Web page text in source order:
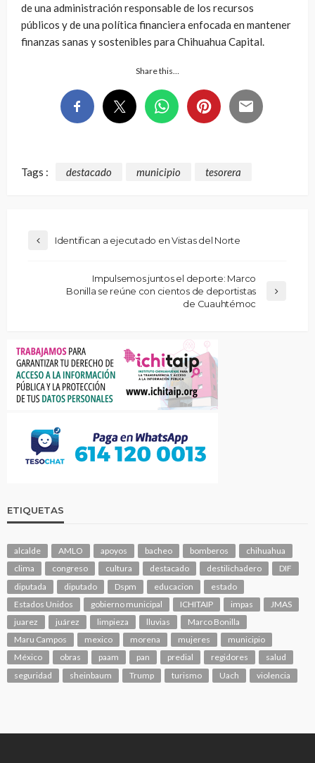
de una administración responsable de los recursos
públicos y de una política financiera enfocada en mantener
finanzas sanas y sostenibles para Chihuahua Capital.
Share this…
Tags : destacado municipio tesorera
Identifican a ejecutado en Vistas del Norte
Impulsemos juntos el deporte: Marco
Bonilla se reúne con cientos de deportistas
de Cuauhtémoc
ETIQUETAS
alcalde AMLO apoyos bacheo bomberos
chihuahua
clima
congreso cultura destacado destilichadero
DIF
diputada
diputado Dspm educacion
estado
Estados Unidos
gobierno municipal ICHITAIP impas
JMAS
juarez
juárez limpieza lluvias
Marco Bonilla
Maru Campos
mexico morena mujeres
municipio
México
obras paam pan predial regidores
salud
seguridad
sheinbaum Trump turismo Uach violencia